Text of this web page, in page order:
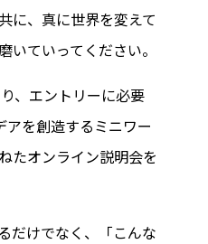
に、真に世界を変えて
いていってください。
、エントリーに必要
アを創造するミニワー
たオンライン説明会を
だけでなく、「こんな